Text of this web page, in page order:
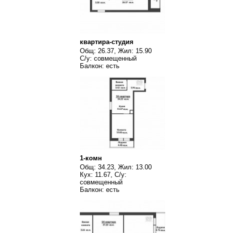
квартира-студия
Общ: 26.37, Жил: 15.90
С/у: совмещенный
Балкон: есть
1-комн
Общ: 34.23, Жил: 13.00
Кух: 11.67, С/у:
совмещенный
Балкон: есть